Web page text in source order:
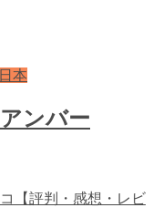
本
ンバー